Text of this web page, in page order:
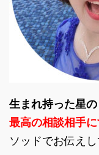
生まれ持った星
最高の相談相手
ソッドでお伝えし